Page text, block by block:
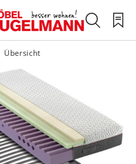
Übersicht